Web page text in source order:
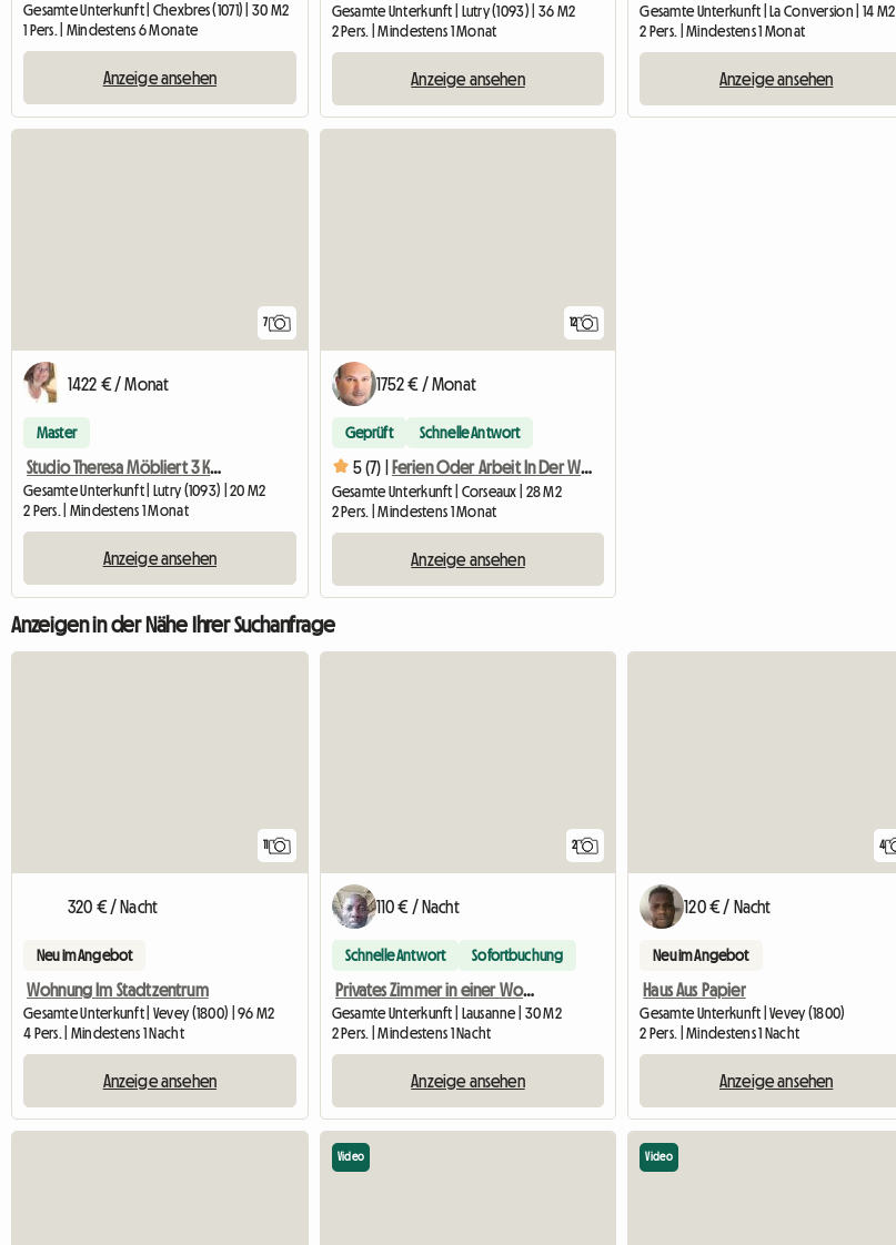
Gesamte Unterkunft | Chexbres (1071) | 30 M2
1 Pers. | Mindestens 6 Monate
Anzeige ansehen
Gesamte Unterkunft | Lutry (1093) | 36 M2
2 Pers. | Mindestens 1 Monat
Anzeige ansehen
Gesamte Unterkunft | La Conversion | 14 M2
2 Pers. | Mindestens 1 Monat
Anzeige ansehen
7
1422 € / Monat
Master
Studio Theresa Möbliert 3 Km Lausanne
Gesamte Unterkunft | Lutry (1093) | 20 M2
2 Pers. | Mindestens 1 Monat
Anzeige ansehen
12
1752 € / Monat
Geprüft Schnelle Antwort
5 (7) | Ferien Oder Arbeit In Der Wunderschönen Region Der Waadtländer Riviera
Gesamte Unterkunft | Corseaux | 28 M2
2 Pers. | Mindestens 1 Monat
Anzeige ansehen
Anzeigen in der Nähe Ihrer Suchanfrage
11
320 € / Nacht
Neu im Angebot
Wohnung Im Stadtzentrum
Gesamte Unterkunft | Vevey (1800) | 96 M2
4 Pers. | Mindestens 1 Nacht
Anzeige ansehen
2
110 € / Nacht
Schnelle Antwort Sofortbuchung
Privates Zimmer in einer Wohnung mit Bad, WC, Küche
Gesamte Unterkunft | Lausanne | 30 M2
2 Pers. | Mindestens 1 Nacht
Anzeige ansehen
4
120 € / Nacht
Neu im Angebot
Haus Aus Papier
Gesamte Unterkunft | Vevey (1800)
2 Pers. | Mindestens 1 Nacht
Anzeige ansehen
Video Video